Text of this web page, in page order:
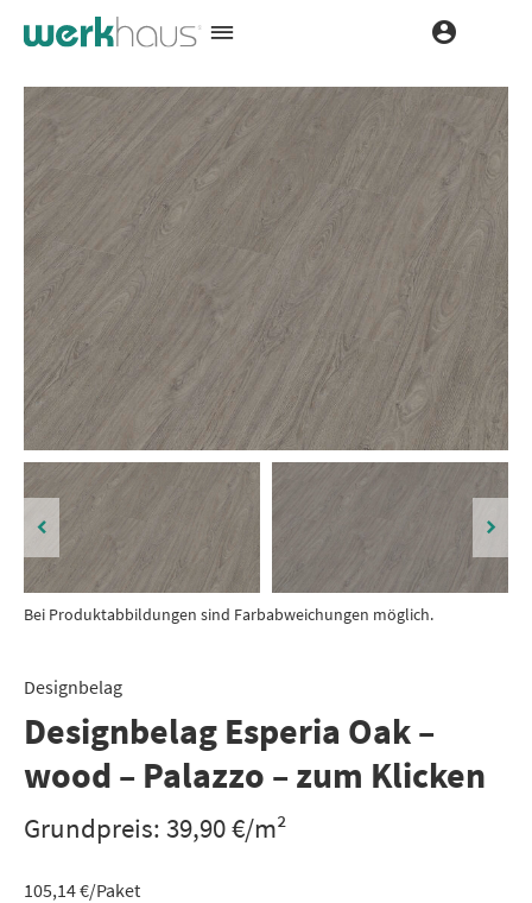
Bei Produktabbildungen sind Farbabweichungen möglich.
Designbelag
Designbelag Esperia Oak –
wood – Palazzo – zum Klicken
105,14€/Paket
Grundpreis: 39,90€/m²